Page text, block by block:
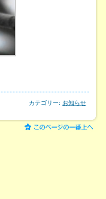
カテゴリー: お知らせ